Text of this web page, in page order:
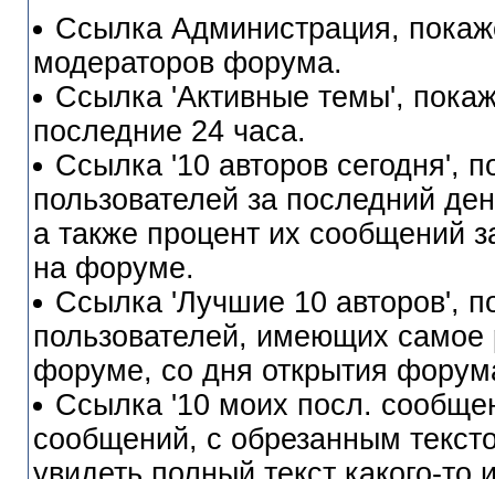
Ссылка Администрация,
модераторов форума.
Ссылка 'Активные темы',
последние 24 часа.
Ссылка '10 авторов сегодня',
пользователей за последний
а также процент их сообщений
на форуме.
Ссылка 'Лучшие 10 авторов',
пользователей, имеющих
форуме, со дня открытия
Ссылка '10 моих посл.
сообщений, с обрезанным